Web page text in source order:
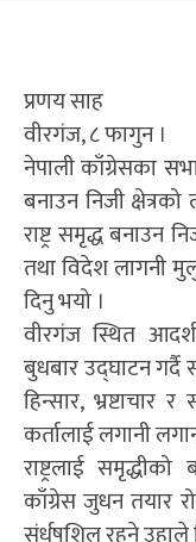
प्रणय साह
वीरगंज, ८ फागुन ।
नेपाली काँग्रेसका
बनाउन निजी
राष्ट्र समृद्ध बनाउन
तथा विदेश लागनी
दिनु भयो ।
वीरगंज स्थित
बुधबार उद्घाटन
हिन्सार, भ्रष्टाचार
कर्तालाई लगानी
राष्ट्रलाई
काँग्रेस जुधन तयार